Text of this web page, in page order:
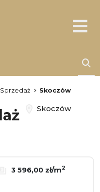
Sprzedaż Skoczów
Skoczów
3 596,00 zł/m2